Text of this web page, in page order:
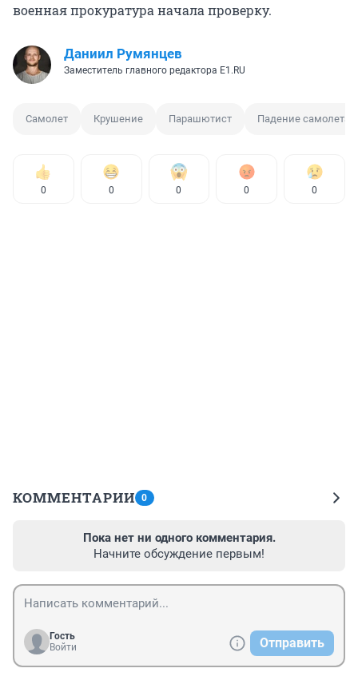
военная прокуратура начала проверку.
Даниил Румянцев
Заместитель главного редактора E1.RU
Самолет Крушение Парашютист Падение самолета
0 0 0 0 0
КОММЕНТАРИИ 0
Пока нет ни одного комментария.
Начните обсуждение первым!
Гость
Войти
Отправить